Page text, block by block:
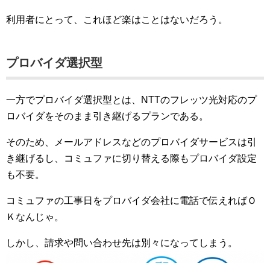
利用者にとって、これほど楽はことはないだろう。
プロバイダ選択型
一方でプロバイダ選択型とは、NTTのフレッツ光対応のプ
ロバイダをそのまま引き継げるプランである。
そのため、メールアドレスなどのプロバイダサービスは引
き継げるし、コミュファに切り替える際もプロバイダ設定
も不要。
コミュファの工事日をプロバイダ会社に電話で伝えればＯ
Ｋなんじゃ。
しかし、請求や問い合わせ先は別々になってしまう。